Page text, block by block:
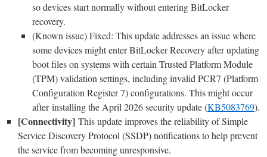
so devices start normally without entering BitLocker
recovery.
(Known issue) Fixed: This update addresses an issue where
some devices might enter BitLocker Recovery after updating
boot files on systems with certain Trusted Platform Module
(TPM) validation settings, including invalid PCR7 (Platform
Configuration Register 7) configurations. This might occur
after installing the April 2026 security update (KB5083769).
[Connectivity] This update improves the reliability of Simple
Service Discovery Protocol (SSDP) notifications to help prevent
the service from becoming unresponsive.